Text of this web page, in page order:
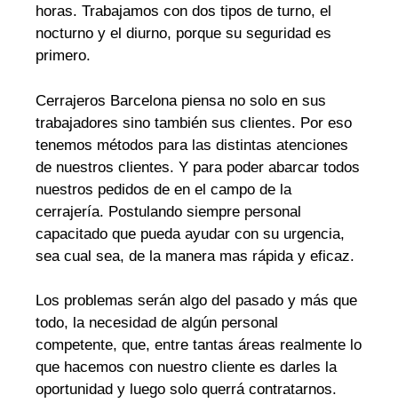
horas. Trabajamos con dos tipos de turno, el
nocturno y el diurno, porque su seguridad es
primero.
Cerrajeros Barcelona piensa no solo en sus
trabajadores sino también sus clientes. Por eso
tenemos métodos para las distintas atenciones
de nuestros clientes. Y para poder abarcar todos
nuestros pedidos de en el campo de la
cerrajería. Postulando siempre personal
capacitado que pueda ayudar con su urgencia,
sea cual sea, de la manera mas rápida y eficaz.
Los problemas serán algo del pasado y más que
todo, la necesidad de algún personal
competente, que, entre tantas áreas realmente lo
que hacemos con nuestro cliente es darles la
oportunidad y luego solo querrá contratarnos.